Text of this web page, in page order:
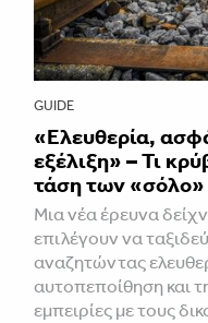
GUIDE
«Ελευθερία,
εξέλιξη» – Τι
τάση των «σόλο»
Μια νέα έρευνα
επιλέγουν να
αναζητώντας
αυτοπεποίθηση και
εμπειρίες με τους